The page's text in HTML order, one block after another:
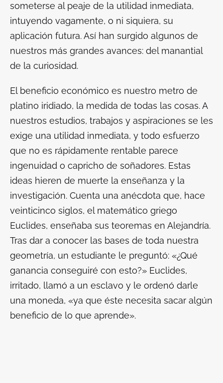
someterse al peaje de la utilidad inmediata,
intuyendo vagamente, o ni siquiera, su
aplicación futura. Así han surgido algunos de
nuestros más grandes avances: del manantial
de la curiosidad.
El beneficio económico es nuestro metro de
platino iridiado, la medida de todas las cosas. A
nuestros estudios, trabajos y aspiraciones se les
exige una utilidad inmediata, y todo esfuerzo
que no es rápidamente rentable parece
ingenuidad o capricho de soñadores. Estas
ideas hieren de muerte la enseñanza y la
investigación. Cuenta una anécdota que, hace
veinticinco siglos, el matemático griego
Euclides, enseñaba sus teoremas en Alejandría.
Tras dar a conocer las bases de toda nuestra
geometría, un estudiante le preguntó: «¿Qué
ganancia conseguiré con esto?» Euclides,
irritado, llamó a un esclavo y le ordenó darle
una moneda, «ya que éste necesita sacar algún
beneficio de lo que aprende».